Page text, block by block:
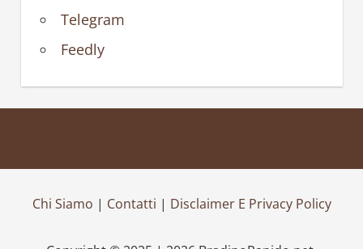
Telegram
Feedly
Chi Siamo | Contatti | Disclaimer E Privacy Policy